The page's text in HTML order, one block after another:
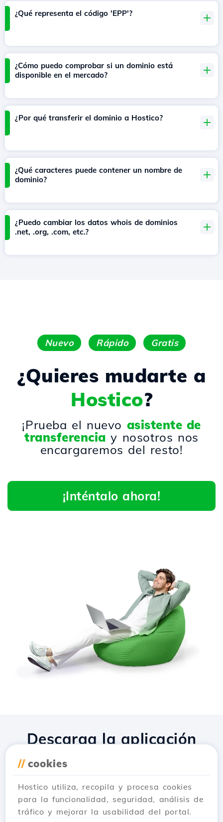
¿Qué representa el código 'EPP'?
¿Cómo puedo comprobar si un dominio está
disponible en el mercado?
¿Por qué transferir el dominio a Hostico?
¿Qué caracteres puede contener un nombre de
dominio?
¿Puedo cambiar los datos whois de dominios
.net, .org, .com, etc.?
Nuevo Rápido Gratis
¿Quieres mudarte a
Hostico?
¡Prueba el nuevo asistente de
transferencia y nosotros nos
encargaremos del resto!
¡Inténtalo ahora!
// cookies
Hostico utiliza, recopila y procesa cookies
para la funcionalidad, seguridad, análisis de
tráfico y mejorar la usabilidad del portal.
Descarga la aplicación